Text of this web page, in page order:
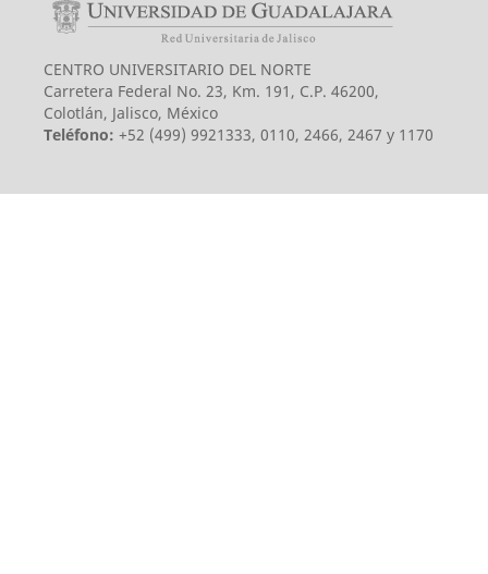
CENTRO UNIVERSITARIO DEL NORTE
Carretera Federal No. 23, Km. 191, C.P. 46200,
Colotlán, Jalisco, México
Teléfono: +52 (499) 9921333, 0110, 2466, 2467 y 1170